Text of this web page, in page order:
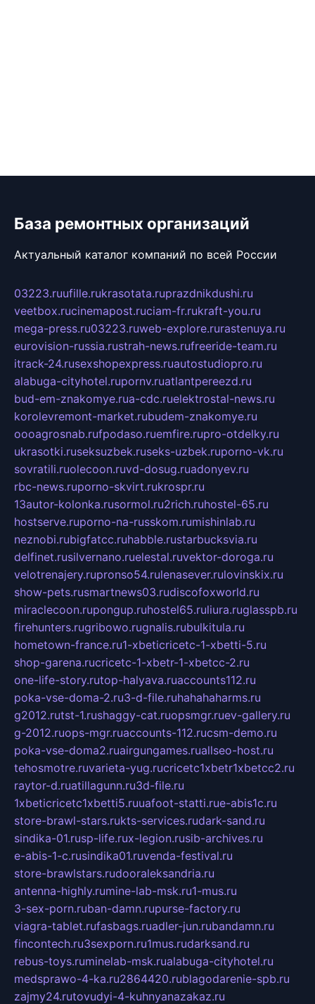
База ремонтных организаций
Актуальный каталог компаний по всей России
03223.ruufille.rukrasotata.ruprazdnikdushi.ru
veetbox.rucinemapost.ruciam-fr.rukraft-you.ru
mega-press.ru03223.ruweb-explore.rurastenuya.ru
eurovision-russia.rustrah-news.rufreeride-team.ru
itrack-24.rusexshopexpress.ruautostudiopro.ru
alabuga-cityhotel.rupornv.ruatlantpereezd.ru
bud-em-znakomye.rua-cdc.ruelektrostal-news.ru
korolevremont-market.rubudem-znakomye.ru
oooagrosnab.rufpodaso.ruemfire.rupro-otdelky.ru
ukrasotki.ruseksuzbek.ruseks-uzbek.ruporno-vk.ru
sovratili.ruolecoon.ruvd-dosug.ruadonyev.ru
rbc-news.ruporno-skvirt.rukrospr.ru
13autor-kolonka.rusormol.ru2rich.ruhostel-65.ru
hostserve.ruporno-na-russkom.rumishinlab.ru
neznobi.rubigfatcc.ruhabble.rustarbucksvia.ru
delfinet.rusilvernano.ruelestal.ruvektor-doroga.ru
velotrenajery.rupronso54.rulenasever.rulovinskix.ru
show-pets.rusmartnews03.rudiscofoxworld.ru
miraclecoon.rupongup.ruhostel65.ruliura.ruglasspb.ru
firehunters.rugribowo.rugnalis.rubulkitula.ru
hometown-france.ru1-xbeticricetc-1-xbetti-5.ru
shop-garena.rucricetc-1-xbetr-1-xbetcc-2.ru
one-life-story.rutop-halyava.ruaccounts112.ru
poka-vse-doma-2.ru3-d-file.ruhahahaharms.ru
g2012.rutst-1.rushaggy-cat.ruopsmgr.ruev-gallery.ru
g-2012.ruops-mgr.ruaccounts-112.rucsm-demo.ru
poka-vse-doma2.ruairgungames.ruallseo-host.ru
tehosmotre.ruvarieta-yug.rucricetc1xbetr1xbetcc2.ru
raytor-d.ruatillagunn.ru3d-file.ru
1xbeticricetc1xbetti5.ruuafoot-statti.rue-abis1c.ru
store-brawl-stars.rukts-services.rudark-sand.ru
sindika-01.rusp-life.rux-legion.rusib-archives.ru
e-abis-1-c.rusindika01.ruvenda-festival.ru
store-brawlstars.rudooraleksandria.ru
antenna-highly.rumine-lab-msk.ru1-mus.ru
3-sex-porn.ruban-damn.rupurse-factory.ru
viagra-tablet.rufasbags.ruadler-jun.rubandamn.ru
fincontech.ru3sexporn.ru1mus.rudarksand.ru
rebus-toys.ruminelab-msk.rualabuga-cityhotel.ru
medsprawo-4-ka.ru2864420.rublagodarenie-spb.ru
zajmy24.rutovudyi-4-kuhnyanazakaz.ru